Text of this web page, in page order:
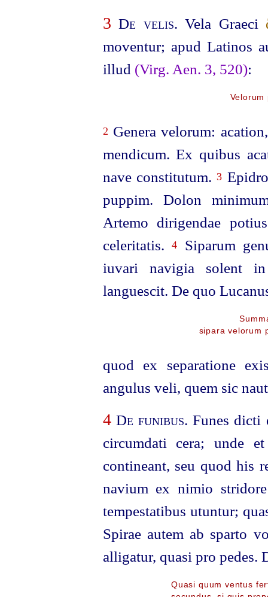
3 De velis. Vela Graeci
moventur; apud Latinos
illud (Virg. Aen. 3, 520):
Velorum
2 Genera velorum:
mendicum. Ex quibus
nave constitutum.3
puppim. Dolon
Artemo dirigendae
celeritatis.4
Siparum
iuvari navigia solent
languescit. De quo
sipara velorum
quod ex separatione
angulus veli, quem sic
4 De funibus. Funes dicti
circumdati cera; unde
contineant, seu quod his
navium ex nimio
tempestatibus utuntur;
Spirae autem ab sparto
alligatur, quasi pro pedes.
Quasi quum ventus